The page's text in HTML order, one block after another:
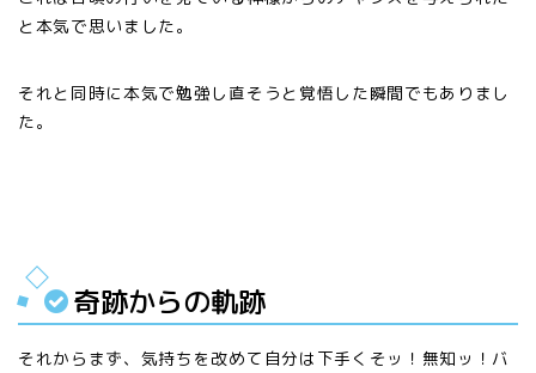
と本気で思いました。
それと同時に本気で勉強し直そうと覚悟した瞬間でもありまし
た。
奇跡からの軌跡
それからまず、気持ちを改めて自分は下手くそッ！無知ッ！バ